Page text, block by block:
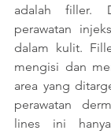
adalah filler.
perawatan
dalam kulit.
mengisi dan
area yang
perawatan
lines ini